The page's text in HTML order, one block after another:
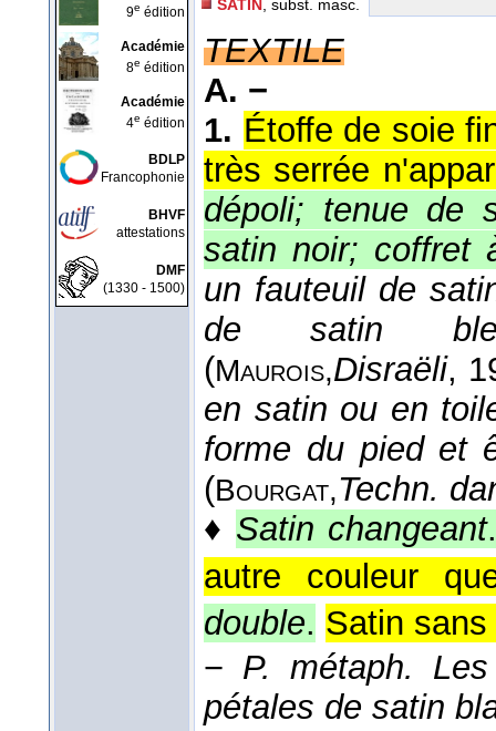
9e édition
Académie
8e édition
Académie
4e édition
BDLP
Francophonie
BHVF
attestations
DMF
(1330 - 1500)
SATIN , subst. masc.
TEXTILE
A. −
1. Étoffe de soie
très serrée
dépoli; tenue de
satin noir; coffret
un fauteuil de
de satin
(Maurois,Disraëli,
en satin ou en
forme du pied et
(Bourgat,Techn.
♦ Satin changeant.
autre couleur
double. Satin
− P. métaph.
pétales de satin